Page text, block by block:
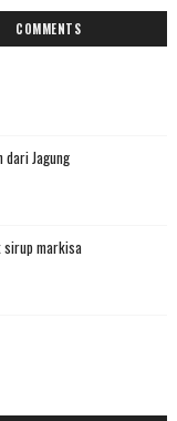
COMMENTS
dari Jagung
sirup markisa